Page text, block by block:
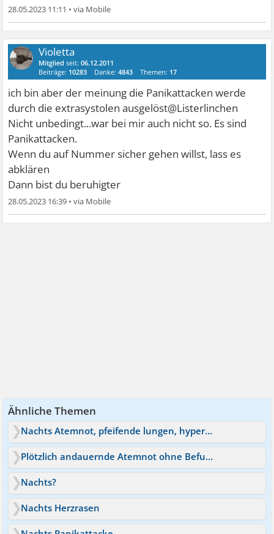
28.05.2023 11:11 •
Violetta
Mitglied seit:06.12.2011
Beiträge: 10283 Danke:4843 Themen: 17
ich bin aber der meinung die Panikattacken werde
durch die extrasystolen ausgelöst@Listerlinchen
Nicht unbedingt...war bei mir auch nicht so. Es sind
Panikattacken.
Wenn du auf Nummer sicher gehen willst, lass es
abklären
Dann bist du beruhigter
28.05.2023 16:39 •
Ähnliche Themen
Nachts Atemnot, pfeifende lungen, hyperventilieren
Plötzlich andauernde Atemnot ohne Befund und nicht belastbar
Nachts?
Nachts Herzrasen